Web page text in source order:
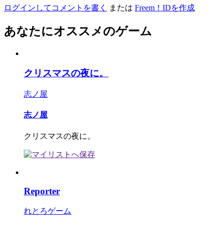
ログインしてコメントを書く または Freem！IDを作成
あなたにオススメのゲーム
クリスマスの夜に。
志ノ屋
志ノ屋
クリスマスの夜に。
Reporter
れとろゲーム